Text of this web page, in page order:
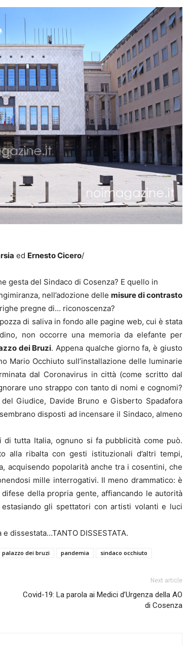
ed Ernesto Cicero/
gesta del Sindaco di Cosenza? E quello in
nell’adozione delle misure di contrasto
pregne di… riconoscenza?
di saliva in fondo alle pagine web, cui è stata
non occorre una memoria da elefante per
dei Bruzi. Appena qualche giorno fa, è giusto
Mario Occhiuto sull’installazione delle luminarie
dal Coronavirus in città (come scritto dal
uno strappo con tanto di nomi e cognomi?
Giudice, Davide Bruno e Gisberto Spadafora
disposti ad incensare il Sindaco, almeno
tutta Italia, ognuno si fa pubblicità come può.
alla ribalta con gesti istituzionali d’altri tempi,
acquisendo popolarità anche tra i cosentini, che
mille interrogativi. Il meno drammatico: è
della propria gente, affiancando le autorità
gli spettatori con artisti volanti e luci
dissestata…TANTO DISSESTATA.
palazzo dei bruzi pandemia sindaco occhiuto
Next article
Covid-19: La parola ai Medici d’Urgenza della AO
di Cosenza